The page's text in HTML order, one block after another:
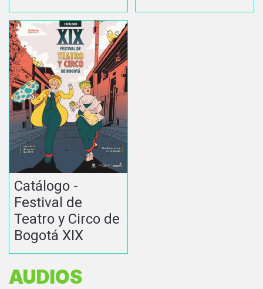
Catálogo -
Festival de
Teatro y Circo de
Bogotá XIX
AUDIOS